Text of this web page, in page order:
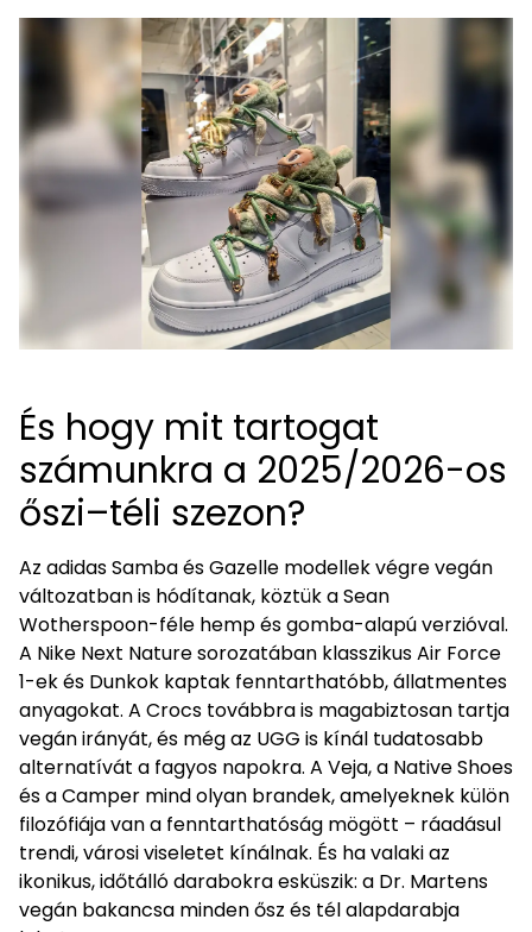
És hogy mit tartogat
számunkra a 2025/2026-os
őszi–téli szezon?
Az adidas Samba és Gazelle modellek végre vegán
változatban is hódítanak, köztük a Sean
Wotherspoon-féle hemp és gomba-alapú verzióval.
A Nike Next Nature sorozatában klasszikus Air Force
1-ek és Dunkok kaptak fenntarthatóbb, állatmentes
anyagokat. A Crocs továbbra is magabiztosan tartja
vegán irányát, és még az UGG is kínál tudatosabb
alternatívát a fagyos napokra. A Veja, a Native Shoes
és a Camper mind olyan brandek, amelyeknek külön
filozófiája van a fenntarthatóság mögött – ráadásul
trendi, városi viseletet kínálnak. És ha valaki az
ikonikus, időtálló darabokra esküszik: a Dr. Martens
vegán bakancsa minden ősz és tél alapdarabja